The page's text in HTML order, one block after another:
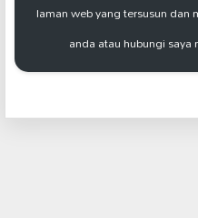
laman web yang tersusun dan
anda atau hubungi